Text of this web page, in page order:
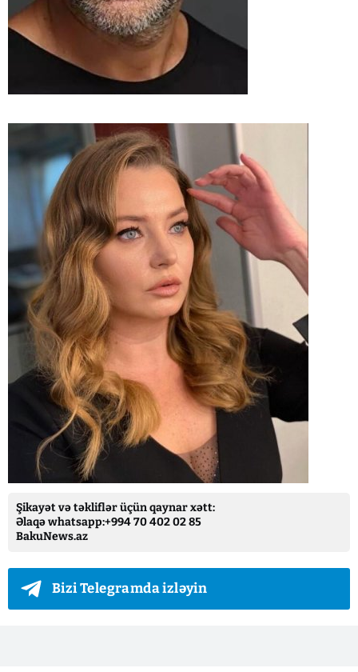
Şikayət və təkliflər üçün qaynar xətt:
Əlaqə whatsapp:+994 70 402 02 85
BakuNews.az
Bizi Telegramda izləyin